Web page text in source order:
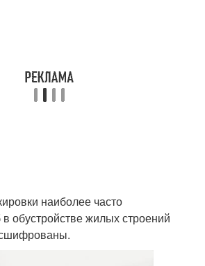
наиболее часто
обустройстве жилых строений